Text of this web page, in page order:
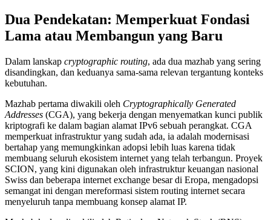
Dua Pendekatan: Memperkuat Fondasi
Lama atau Membangun yang Baru
Dalam lanskap cryptographic routing, ada dua mazhab yang sering
disandingkan, dan keduanya sama-sama relevan tergantung konteks
kebutuhan.
Mazhab pertama diwakili oleh Cryptographically Generated
Addresses (CGA), yang bekerja dengan menyematkan kunci publik
kriptografi ke dalam bagian alamat IPv6 sebuah perangkat. CGA
memperkuat infrastruktur yang sudah ada, ia adalah modernisasi
bertahap yang memungkinkan adopsi lebih luas karena tidak
membuang seluruh ekosistem internet yang telah terbangun. Proyek
SCION, yang kini digunakan oleh infrastruktur keuangan nasional
Swiss dan beberapa internet exchange besar di Eropa, mengadopsi
semangat ini dengan mereformasi sistem routing internet secara
menyeluruh tanpa membuang konsep alamat IP.